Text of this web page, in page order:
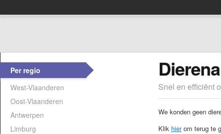
Per regio
West-Vlaanderen
Oost-Vlaanderen
Antwerpen
Limburg
Snel en efficiënt
We konden geen
Klik hierom terug te